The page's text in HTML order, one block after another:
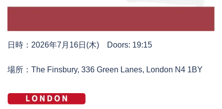
日時：2026年7月16日(木) Doors: 19:15
場所：The Finsbury, 336 Green Lanes, London N4 1BY